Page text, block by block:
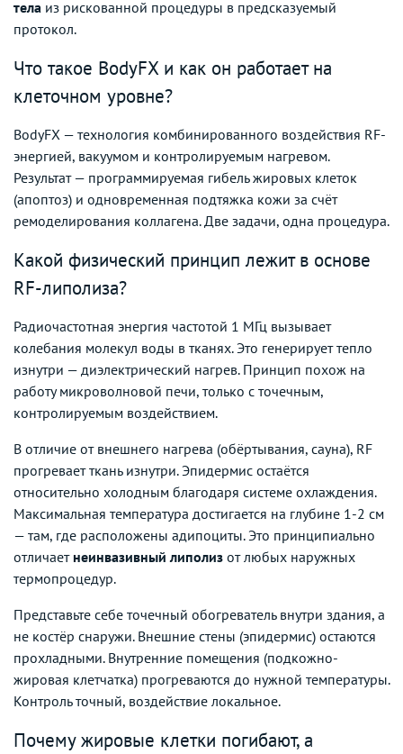
тела из рискованной процедуры в предсказуемый
протокол.
Что такое BodyFX и как он работает на
клеточном уровне?
BodyFX — технология комбинированного воздействия RF-
энергией, вакуумом и контролируемым нагревом.
Результат — программируемая гибель жировых клеток
(апоптоз) и одновременная подтяжка кожи за счёт
ремоделирования коллагена. Две задачи, одна процедура.
Какой физический принцип лежит в основе
RF-липолиза?
Радиочастотная энергия частотой 1 МГц вызывает
колебания молекул воды в тканях. Это генерирует тепло
изнутри — диэлектрический нагрев. Принцип похож на
работу микроволновой печи, только с точечным,
контролируемым воздействием.
В отличие от внешнего нагрева (обёртывания, сауна), RF
прогревает ткань изнутри. Эпидермис остаётся
относительно холодным благодаря системе охлаждения.
Максимальная температура достигается на глубине 1-2 см
— там, где расположены адипоциты. Это принципиально
отличает неинвазивный липолиз от любых наружных
термопроцедур.
Представьте себе точечный обогреватель внутри здания, а
не костёр снаружи. Внешние стены (эпидермис) остаются
прохладными. Внутренние помещения (подкожно-
жировая клетчатка) прогреваются до нужной температуры.
Контроль точный, воздействие локальное.
Почему жировые клетки погибают, а